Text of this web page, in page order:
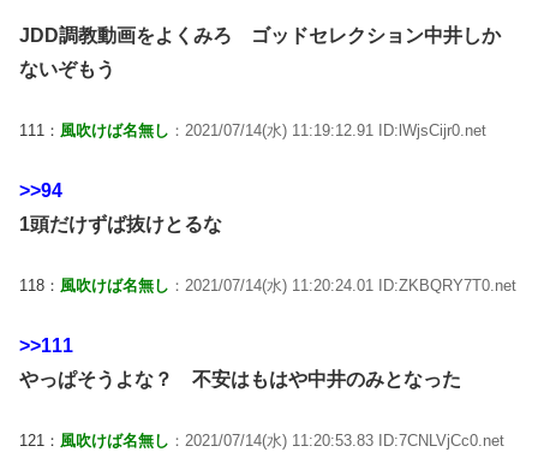
JDD調教動画をよくみろ ゴッドセレクション中井しか
ないぞもう
111： 風吹けば名無し ：2021/07/14(水) 11:19:12.91 ID:lWjsCijr0.net
>>94
1頭だけずば抜けとるな
118： 風吹けば名無し ：2021/07/14(水) 11:20:24.01 ID:ZKBQRY7T0.net
>>111
やっぱそうよな？ 不安はもはや中井のみとなった
121： 風吹けば名無し ：2021/07/14(水) 11:20:53.83 ID:7CNLVjCc0.net